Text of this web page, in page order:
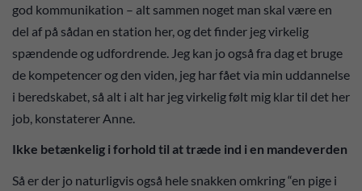
god kommunikation – alt sammen noget man skal være en
del af på sådan en station her, og det finder jeg virkelig
spændende og udfordrende. Jeg kan jo også fra dag et bruge
de kompetencer og den viden, jeg har fået via min uddannelse
i beredskabet, så alt i alt har jeg virkelig følt mig klar til det her
job, konstaterer Anne.
Ikke betænkelig i forhold til at træde ind i en mandeverden
Så er der jo naturligvis også hele snakken omkring “en pige i